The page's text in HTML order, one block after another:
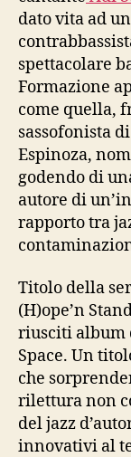
dato vita ad
spettacolare
Formazione
come quella,
sassofonista
Espinoza,
godendo di
autore di
rapporto tra
Titolo della
(H)ope’n
riusciti album
Space. Un
che
rilettura non
del jazz
innovativi al